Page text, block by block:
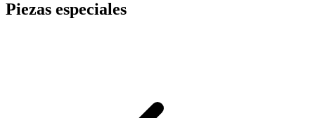
Piezas especiales